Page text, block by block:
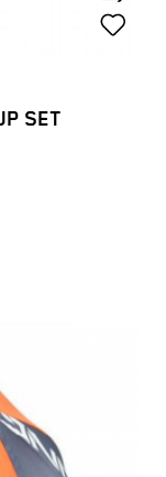
SET